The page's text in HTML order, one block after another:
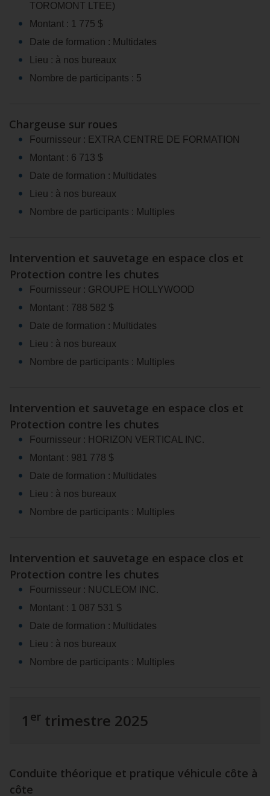
TOROMONT LTEE)
Montant : 1 775 $
Date de formation : Multidates
Lieu : à nos bureaux
Nombre de participants : 5
Chargeuse sur roues
Fournisseur : EXTRA CENTRE DE FORMATION
Montant : 6 713 $
Date de formation : Multidates
Lieu : à nos bureaux
Nombre de participants : Multiples
Intervention et sauvetage en espace clos et
Protection contre les chutes
Fournisseur : GROUPE HOLLYWOOD
Montant : 788 582 $
Date de formation : Multidates
Lieu : à nos bureaux
Nombre de participants : Multiples
Intervention et sauvetage en espace clos et
Protection contre les chutes
Fournisseur : HORIZON VERTICAL INC.
Montant : 981 778 $
Date de formation : Multidates
Lieu : à nos bureaux
Nombre de participants : Multiples
Intervention et sauvetage en espace clos et
Protection contre les chutes
Fournisseur : NUCLEOM INC.
Montant : 1 087 531 $
Date de formation : Multidates
Lieu : à nos bureaux
Nombre de participants : Multiples
1 er trimestre 2025
Conduite théorique et pratique véhicule côte à
côte